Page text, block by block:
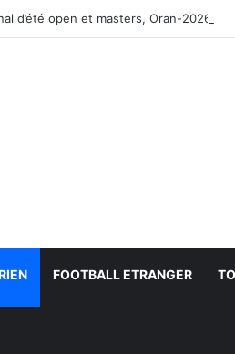
d’été open et masters, Oran-2026 —
FOOTBALL ETRANGER